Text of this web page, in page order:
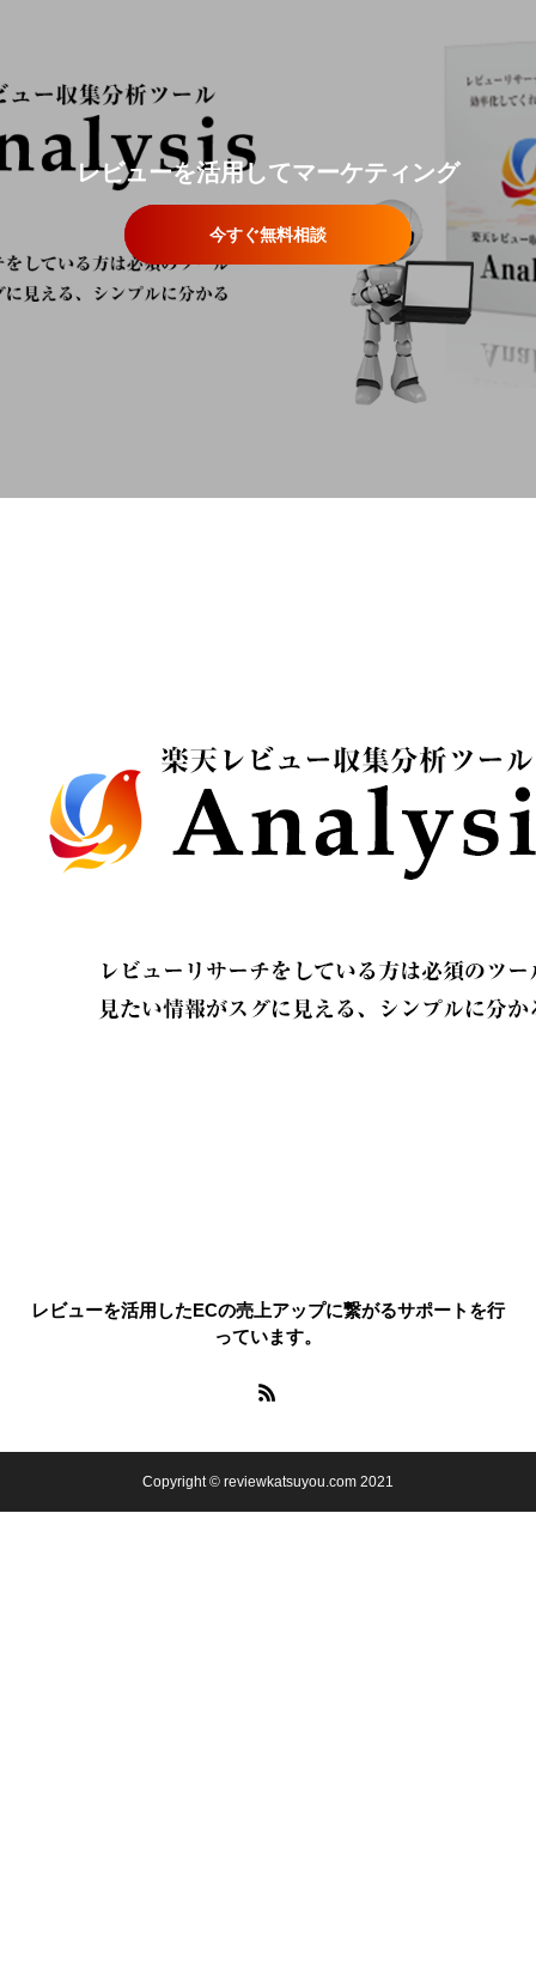
レビューを活用してマーケティング
今すぐ無料相談
レビューを活用したECの売上アップに繋がるサポートを行
っています。
Copyright © reviewkatsuyou.com 2021